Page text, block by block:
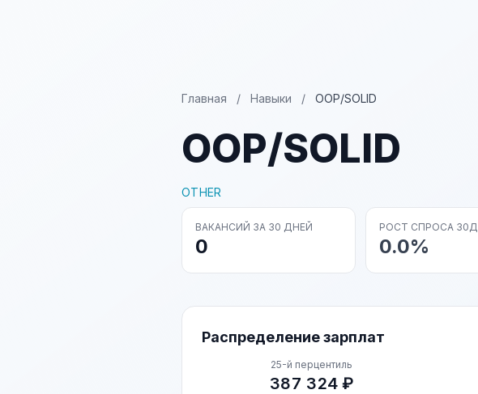
Главная / Навыки / OOP/SOLID
OOP/SOLID
OTHER
ВАКАНСИЙ ЗА 30 ДНЕЙ
0
РОСТ СПРОСА 30Д
0.0%
Распределение зарплат
25-й перцентиль
387 324 ₽